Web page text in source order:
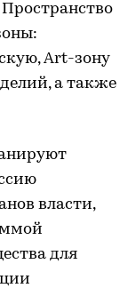
Art-зону
а также
власти,
для